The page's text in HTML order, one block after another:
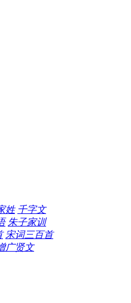
姓 千字文
朱子家训
宋词三百首
广贤文